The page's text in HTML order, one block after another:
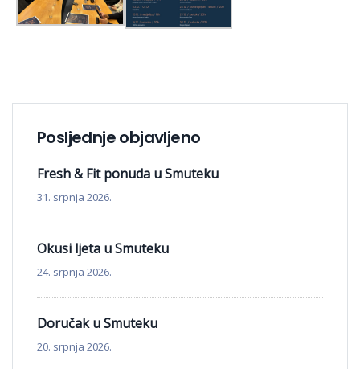
Posljednje objavljeno
Fresh & Fit ponuda u Smuteku
31. srpnja 2026.
Okusi ljeta u Smuteku
24. srpnja 2026.
Doručak u Smuteku
20. srpnja 2026.